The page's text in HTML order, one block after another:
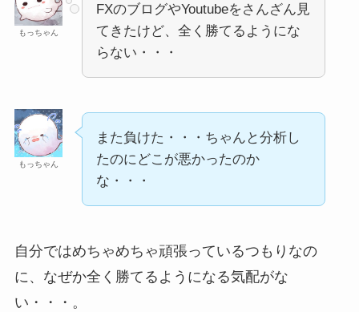
もっちゃん
FXのブログやYoutubeをさんざん見
てきたけど、全く勝てるようにな
らない・・・
もっちゃん
また負けた・・・ちゃんと分析し
たのにどこが悪かったのか
な・・・
自分ではめちゃめちゃ頑張っているつもりなの
に、なぜか全く勝てるようになる気配がな
い・・・。